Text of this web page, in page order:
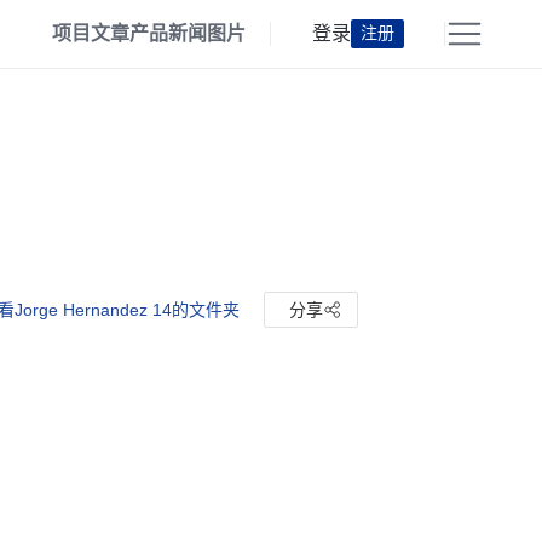
项目文章产品新闻 图片 登录 注册
Jorge Hernandez 14的文件夹 分享